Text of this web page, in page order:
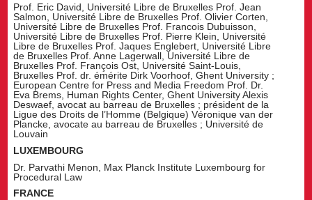
Prof. Eric David, Université Libre de Bruxelles Prof. Jean
Salmon, Université Libre de Bruxelles Prof. Olivier Corten,
Université Libre de Bruxelles Prof. Francois Dubuisson,
Université Libre de Bruxelles Prof. Pierre Klein, Université
Libre de Bruxelles Prof. Jaques Englebert, Université Libre
de Bruxelles Prof. Anne Lagerwall, Université Libre de
Bruxelles Prof. François Ost, Université Saint-Louis,
Bruxelles Prof. dr. émérite Dirk Voorhoof, Ghent University ;
European Centre for Press and Media Freedom Prof. Dr.
Eva Brems, Human Rights Center, Ghent University Alexis
Deswaef, avocat au barreau de Bruxelles ; président de la
Ligue des Droits de l’Homme (Belgique) Véronique van der
Plancke, avocate au barreau de Bruxelles ; Université de
Louvain
LUXEMBOURG
Dr. Parvathi Menon, Max Planck Institute Luxembourg for
Procedural Law
FRANCE